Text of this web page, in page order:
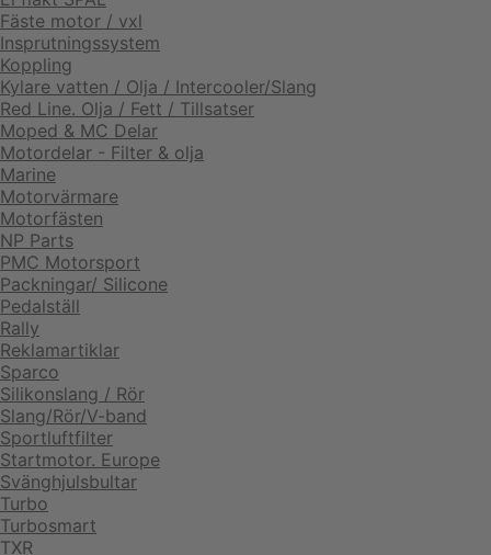
Fäste motor / vxl
Insprutningssystem
Koppling
Kylare vatten / Olja / Intercooler/Slang
Red Line. Olja / Fett / Tillsatser
Moped & MC Delar
Motordelar - Filter & olja
Marine
Motorvärmare
Motorfästen
NP Parts
PMC Motorsport
Packningar/ Silicone
Pedalställ
Rally
Reklamartiklar
Sparco
Silikonslang / Rör
Slang/Rör/V-band
Sportluftfilter
Startmotor. Europe
Svänghjulsbultar
Turbo
Turbosmart
TXR